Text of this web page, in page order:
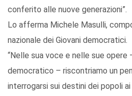
conferito alle nuove generazioni”.
Lo afferma Michele Masulli,
nazionale dei Giovani democratici.
“Nelle sua voce e nelle sue
democratico – riscontriamo un
interrogarsi sui destini dei popoli